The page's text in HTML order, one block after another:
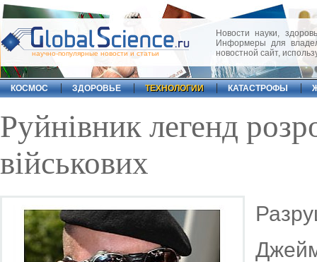
научно-популярные новости и статьи
Новости науки,
Информеры для
новостной сайт,
КОСМОС ЗДОРОВЬЕ ТЕХНОЛОГИИ КАТАСТРОФЫ
Руйнівник легенд
військових